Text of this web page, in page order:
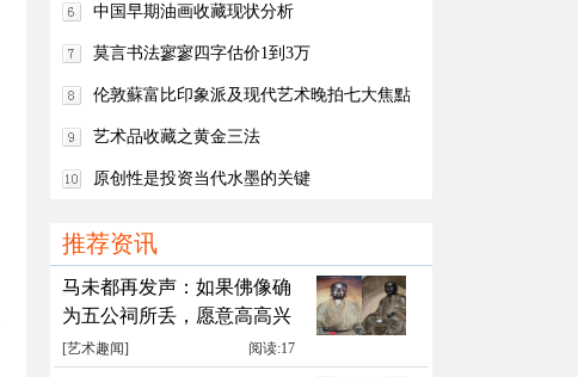
中国早期油画收藏现状分析
莫言书法寥寥四字估价1到3万
伦敦蘇富比印象派及现代艺术晚拍七大焦點
艺术品收藏之黄金三法
原创性是投资当代水墨的关键
推荐资讯
马未都再发声：如果佛像确
为五公祠所丢，愿意高高兴
兴送回
[艺术趣闻] 阅读:17